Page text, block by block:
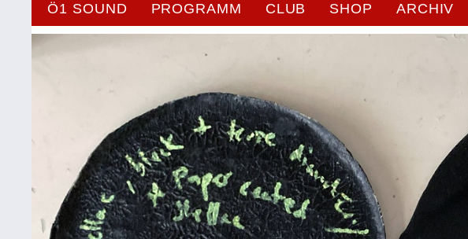
Ö1 SOUND PROGRAMM CLUB SHOP ARCHIV